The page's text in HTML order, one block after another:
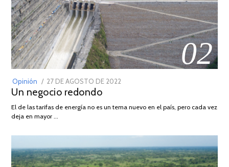
02
Opinión
POSTED
ON
27 DE AGOSTO DE 2022
DE
Un negocio redondo
El de las tarifas de energía no es un tema nuevo en el país, pero cada vez
deja en mayor …